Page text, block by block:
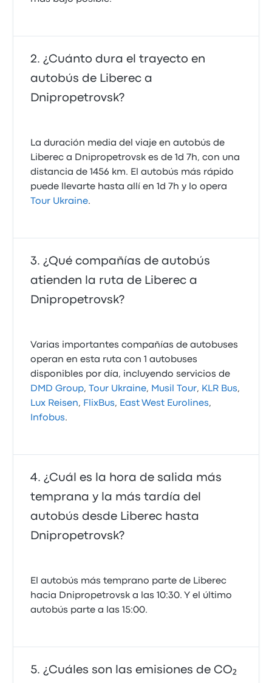
¿Cuánto dura el trayecto en
autobús de Liberec a
Dnipropetrovsk?
La duración media del viaje en autobús de
Liberec a Dnipropetrovsk es de 1d 7h, con una
distancia de 1456 km. El autobús más rápido
puede llevarte hasta allí en 1d 7h y lo opera
Tour Ukraine.
¿Qué compañías de autobús
atienden la ruta de Liberec a
Dnipropetrovsk?
Varias importantes compañías de autobuses
operan en esta ruta con 1 autobuses
disponibles por día, incluyendo servicios de
DMD Group,Tour Ukraine, Musil Tour, KLR Bus,
Lux Reisen, FlixBus, East West Eurolines,
Infobus.
¿Cuál es la hora de salida más
temprana y la más tardía del
autobús desde Liberec hasta
Dnipropetrovsk?
El autobús más temprano parte de Liberec
hacia Dnipropetrovsk a las 10:30. Y el último
autobús parte a las 15:00.
¿Cuáles son las emisiones de CO₂